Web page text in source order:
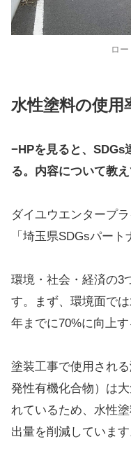
ロ
水性塗料の使用
−HPを見ると、SDGs
る。内容について教え
ダイユウエンタープ
「埼玉県SDGsパー
環境・社会・経済の3
す。まず、環境面で
年までに70%に向上
塗装工事で使用され
発性有機化合物）は
れているため、水性
出量を削減しています